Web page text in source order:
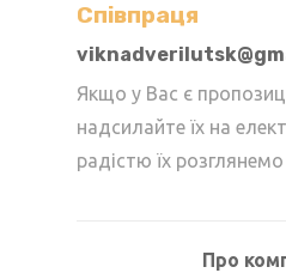
Cпівпраця
Якщо у Вас є
надсилайте їх на
радістю їх розглянемо
Про